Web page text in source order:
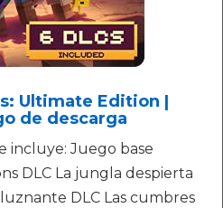
Ultimate Edition |
de descarga
incluye: Juego base
DLC La jungla despierta
DLC Las cumbres